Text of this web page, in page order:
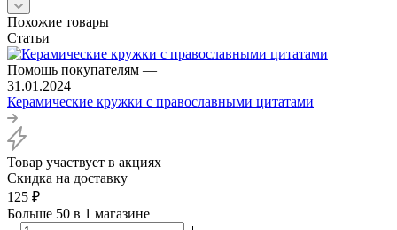
Похожие товары
Статьи
Помощь покупателям —
31.01.2024
Керамические кружки с православными цитатами
Товар участвует в акциях
Скидка на доставку
125 ₽
Больше 50 в 1 магазине